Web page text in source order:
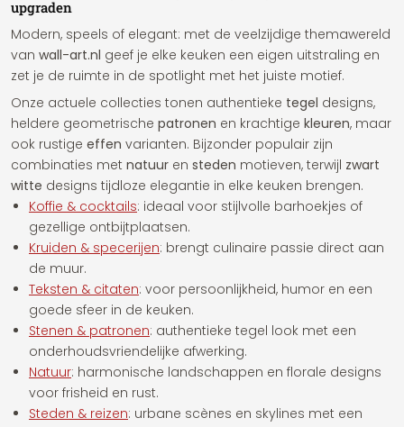
upgraden
Modern, speels of elegant: met de veelzijdige themawereld
van wall-art.nl geef je elke keuken een eigen uitstraling en
zet je de ruimte in de spotlight met het juiste motief.
Onze actuele collecties tonen authentieke tegel designs,
heldere geometrische patronen en krachtige kleuren, maar
ook rustige effen varianten. Bijzonder populair zijn
combinaties met natuur en steden motieven, terwijl zwart
witte designs tijdloze elegantie in elke keuken brengen.
Koffie & cocktails: ideaal voor stijlvolle barhoekjes of
gezellige ontbijtplaatsen.
Kruiden & specerijen: brengt culinaire passie direct aan
de muur.
Teksten & citaten: voor persoonlijkheid, humor en een
goede sfeer in de keuken.
Stenen & patronen: authentieke tegel look met een
onderhoudsvriendelijke afwerking.
Natuur: harmonische landschappen en florale designs
voor frisheid en rust.
Steden & reizen: urbane scènes en skylines met een